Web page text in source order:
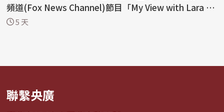
頻道(Fox News Channel)節目「My View with Lara Tr
ump」...
5 天
聯繫央廣